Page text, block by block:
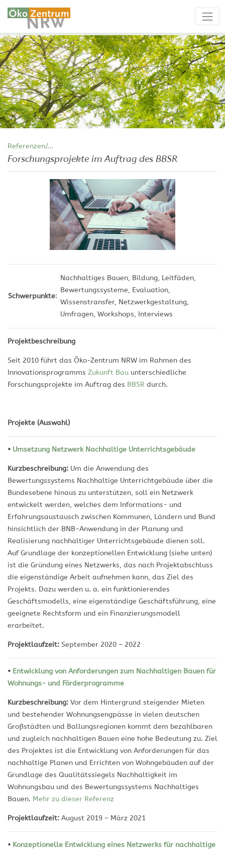
Referenzen/...
Forschungsprojekte im Auftrag des BBSR
Schwerpunkte:
Nachhaltiges Bauen, Bildung, Leitfäden,
Bewertungssysteme, Evaluation,
Wissenstransfer, Netzwerkgestaltung,
Umfragen, Workshops, Interviews
Projektbeschreibung
Seit 2010 führt das Öko-Zentrum NRW im Rahmen des
Innovationsprogramms Zukunft Bau unterschiedliche
Forschungsprojekte im Auftrag des BBSR durch.
Projekte (Auswahl)
• Umsetzung Netzwerk Nachhaltige Unterrichtsgebäude
Kurzbeschreibung: Um die Anwendung des
Bewertungssystems Nachhaltige Unterrichtgebäude über die
Bundesebene hinaus zu unterstützen, soll ein Netzwerk
entwickelt werden, welches dem Informations- und
Erfahrungsaustausch zwischen Kommunen, Ländern und Bund
hinsichtlich der BNB-Anwendung in der Planung und
Realisierung nachhaltiger Unterrichtsgebäude dienen soll.
Auf Grundlage der konzeptionellen Entwicklung (siehe unten)
ist die Gründung eines Netzwerks, das nach Projektabschluss
die eigenständige Arbeit aufnehmen kann, das Ziel des
Projekts. Dazu werden u. a. ein funktionierendes
Geschäftsmodells, eine eigenständige Geschäftsführung, eine
geeignete Rechtsform und ein Finanzierungsmodell
erarbeitet.
Projektlaufzeit: September 2020 – 2022
• Entwicklung von Anforderungen zum Nachhaltigen Bauen für
Wohnungs- und Förderprogramme
Kurzbeschreibung: Vor dem Hintergrund steigender Mieten
und bestehender Wohnungsengpässe in vielen deutschen
Großstädten und Ballungsregionen kommt dem bezahlbaren
und zugleich nachhaltigen Bauen eine hohe Bedeutung zu. Ziel
des Projektes ist die Entwicklung von Anforderungen für das
nachhaltige Planen und Errichten von Wohngebäuden auf der
Grundlage des Qualitätssiegels Nachhaltigkeit im
Wohnungsbau und des Bewertungssystems Nachhaltiges
Bauen. Mehr zu dieser Referenz
Projektlaufzeit: August 2019 – März 2021
• Konzeptionelle Entwicklung eines Netzwerks für nachhaltige